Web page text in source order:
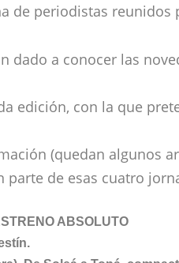
de periodistas reunidos
dado a conocer las
edición, con la que
(quedan algunos
parte de esas cuatro
ABSOLUTO